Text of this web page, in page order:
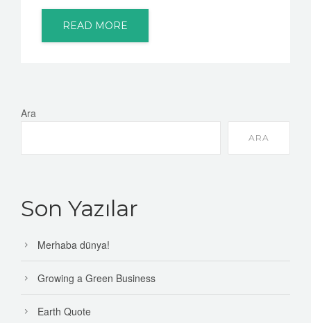
READ MORE
Ara
ARA
Son Yazılar
Merhaba dünya!
Growing a Green Business
Earth Quote